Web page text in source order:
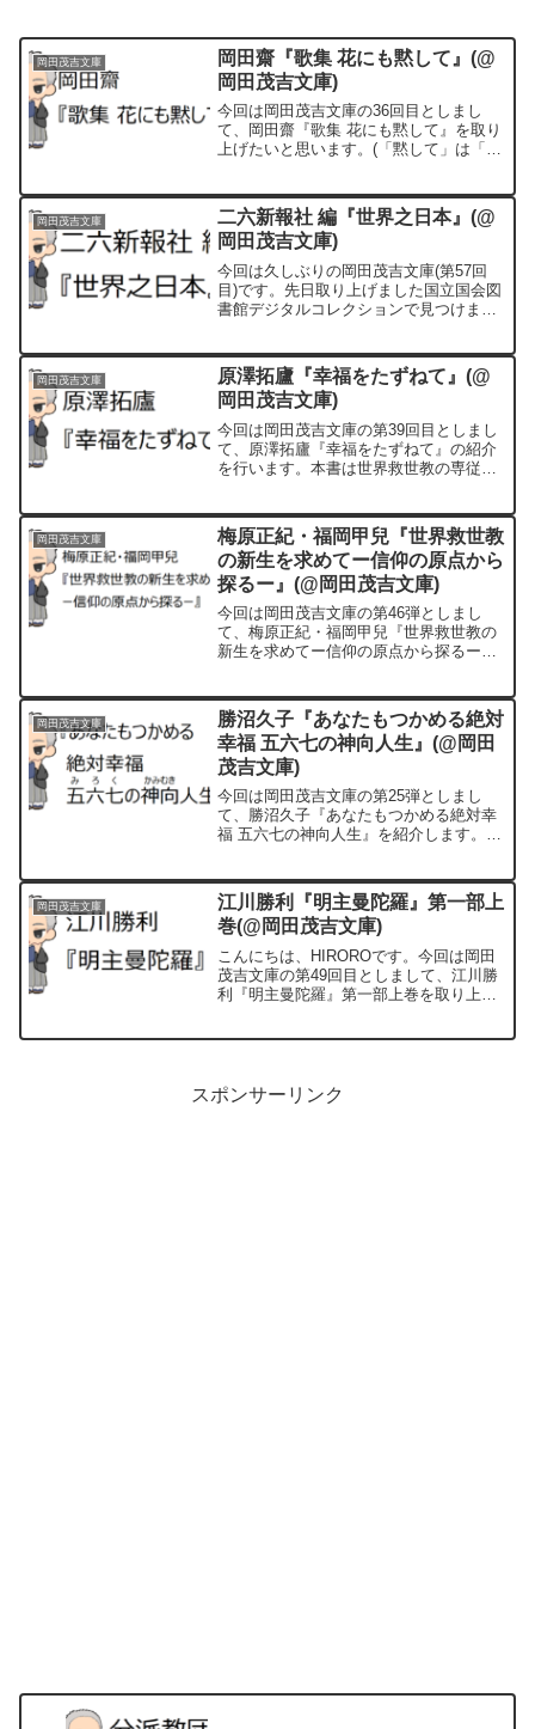
岡田茂吉文庫
岡田齋『歌集 花にも黙して』(@
岡田茂吉文庫)
今回は岡田茂吉文庫の36回目としまし
て、岡田齋『歌集 花にも黙して』を取り
上げたいと思います。(「黙して」は「も
を継いで世界救世教の三代教主となった
方です。
岡田茂吉文庫
二六新報社 編『世界之日本』(@
岡田茂吉文庫)
今回は久しぶりの岡田茂吉文庫(第57回
目)です。先日取り上げました国立国会図
書館デジタルコレクションで見つけまし
岡田茂吉文庫
原澤拓廬『幸福をたずねて』(@
岡田茂吉文庫)
今回は岡田茂吉文庫の第39回目としまし
て、原澤拓廬『幸福をたずねて』の紹介
を行います。本書は世界救世教の専従者
市氏と出会ったこと、浄霊により自身の
肺炎も治り、専従者として布教したこと
などの体験談が記されています。
岡田茂吉文庫
梅原正紀・福岡甲兒『世界救世教
の新生を求めてー信仰の原点から
探るー』(@岡田茂吉文庫)
今回は岡田茂吉文庫の第46弾としまし
て、梅原正紀・福岡甲兒『世界救世教の
新生を求めてー信仰の原点から探るー』
の福岡甲兒氏の対談という形式となって
います。
岡田茂吉文庫
勝沼久子『あなたもつかめる絶対
幸福 五六七の神向人生』(@岡田
茂吉文庫)
今回は岡田茂吉文庫の第25弾としまし
て、勝沼久子『あなたもつかめる絶対幸
福 五六七の神向人生』を紹介します。な
岡田茂吉文庫
江川勝利『明主曼陀羅』第一部上
巻(@岡田茂吉文庫)
こんにちは、HIROROです。今回は岡田
茂吉文庫の第49回目としまして、江川勝
利『明主曼陀羅』第一部上巻を取り上げ
スポンサーリンク